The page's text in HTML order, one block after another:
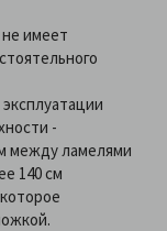
не имеет
-
между ламелями
140 см